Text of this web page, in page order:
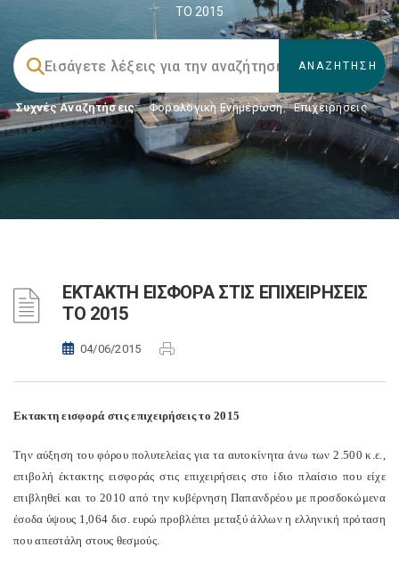
ΤΟ 2015
Συχνές Αναζητήσεις: Φορολογικη Ενημέρωση, Επιχειρήσεις
ΕΚΤΑΚΤΗ ΕΙΣΦΟΡΑ ΣΤΙΣ ΕΠΙΧΕΙΡΗΣΕΙΣ
ΤΟ 2015
04/06/2015
Εκτακτη εισφορά στις επιχειρήσεις το 2015
Την αύξηση του φόρου πολυτελείας για τα αυτοκίνητα άνω των 2.500 κ.ε.,
επιβολή έκτακτης εισφοράς στις επιχειρήσεις στο ίδιο πλαίσιο που είχε
επιβληθεί και το 2010 από την κυβέρνηση Παπανδρέου με προσδοκώμενα
έσοδα ύψους 1,064 δισ. ευρώ προβλέπει μεταξύ άλλων η ελληνική πρόταση
που απεστάλη στους θεσμούς.